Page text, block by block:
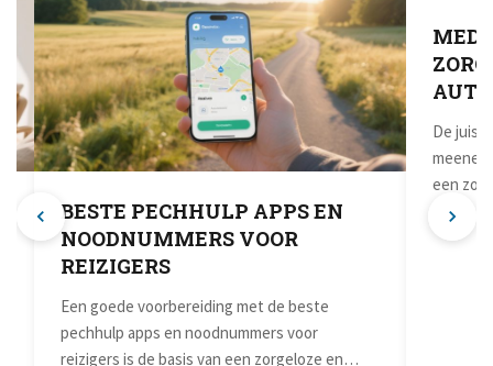
BESTE PECHHULP APPS EN
NOODNUMMERS VOOR
REIZIGERS
Een goede voorbereiding met de beste
pechhulp apps en noodnummers voor
reizigers is de basis van een zorgeloze en